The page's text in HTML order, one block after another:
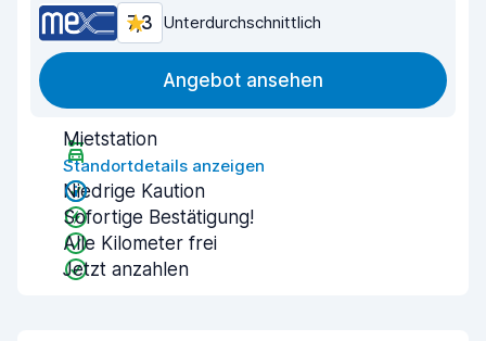
7,3 Unterdurchschnittlich
Angebot ansehen
Mietstation
Standortdetails anzeigen
Niedrige Kaution
Sofortige Bestätigung!
Alle Kilometer frei
Jetzt anzahlen